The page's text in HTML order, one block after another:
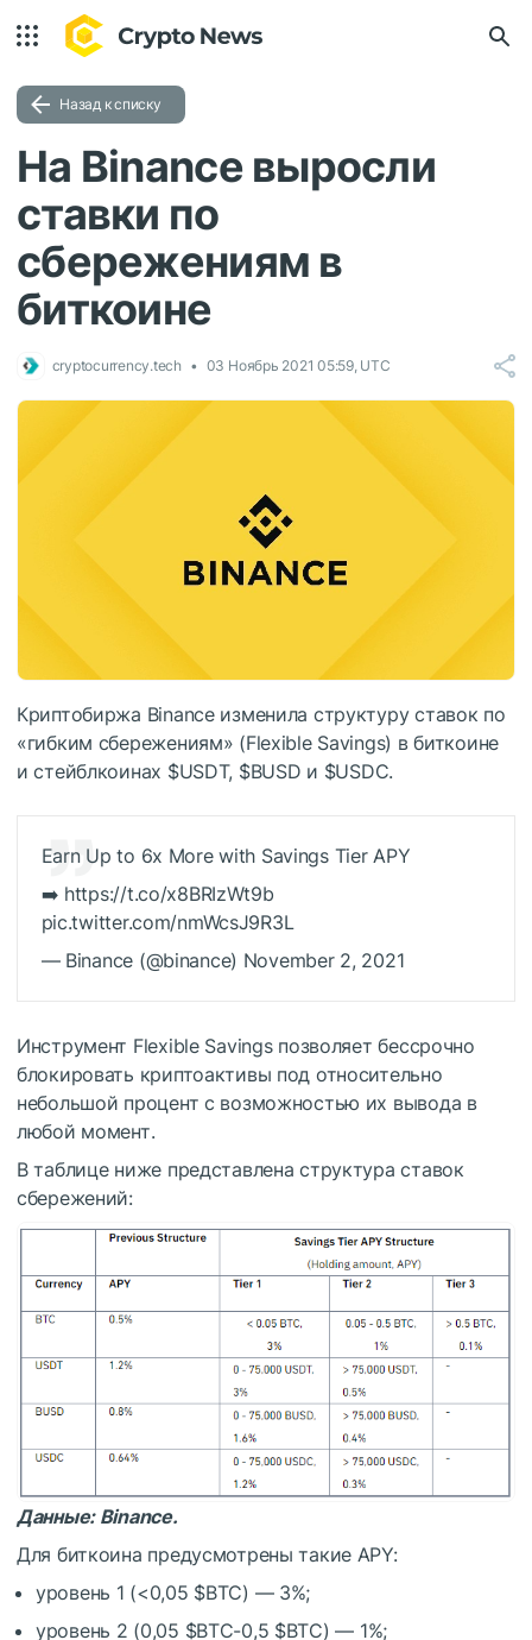
Назад к списку
На Binance выросли
ставки по
сбережениям в
биткоине
cryptocurrency.tech 03 Ноябрь 2021 05:59, UTC
Криптобиржа Binance изменила структуру ставок по
«гибким сбережениям» (Flexible Savings) в биткоине
и стейблкоинах $USDT, $BUSD и $USDC.
Earn Up to 6x More with Savings Tier APY
➡️ https://t.co/x8BRIzWt9b
pic.twitter.com/nmWcsJ9R3L
— Binance (@binance) November 2, 2021
Инструмент Flexible Savings позволяет бессрочно
блокировать криптоактивы под относительно
небольшой процент с возможностью их вывода в
любой момент.
В таблице ниже представлена структура ставок
сбережений:
Данные: Binance.
Для биткоина предусмотрены такие APY:
уровень 1 (<0,05 $BTC) — 3%;
уровень 2 (0,05 $BTC-0,5 $BTC) — 1%;